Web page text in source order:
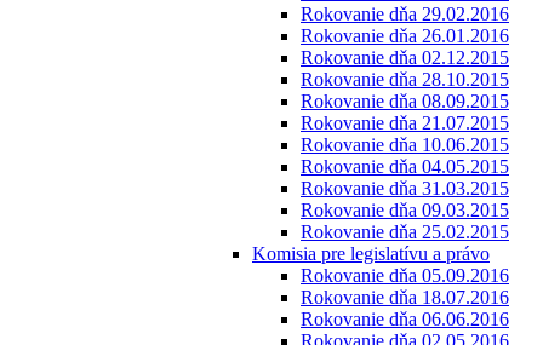
Rokovanie dňa 29.02.2016
Rokovanie dňa 26.01.2016
Rokovanie dňa 02.12.2015
Rokovanie dňa 28.10.2015
Rokovanie dňa 08.09.2015
Rokovanie dňa 21.07.2015
Rokovanie dňa 10.06.2015
Rokovanie dňa 04.05.2015
Rokovanie dňa 31.03.2015
Rokovanie dňa 09.03.2015
Rokovanie dňa 25.02.2015
Komisia pre legislatívu a právo
Rokovanie dňa 05.09.2016
Rokovanie dňa 18.07.2016
Rokovanie dňa 06.06.2016
Rokovanie dňa 02.05.2016